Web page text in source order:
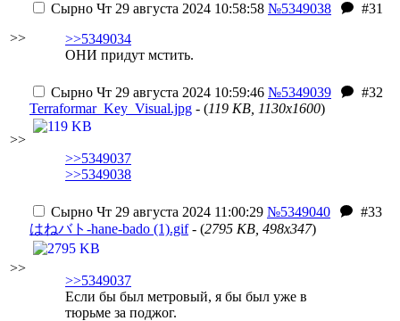
>>
Сырно Чт 29 августа 2024 10:58:58 №5349038
#31
>>5349034
ОНИ придут мстить.
>>
Сырно Чт 29 августа 2024 10:59:46 №5349039
#32
Terraformar_Key_Visual.jpg - (119 KB, 1130x1600)
>>5349037
>>5349038
>>
Сырно Чт 29 августа 2024 11:00:29 №5349040
#33
はねバト-hane-bado (1).gif- (2795 KB, 498x347)
>>5349037
Если бы был метровый, я бы был уже в
тюрьме за поджог.